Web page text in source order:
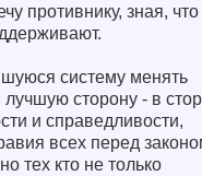
противнику, зная, что
систему менять
лучшую сторону - в
и справедливости,
всех перед
тех кто не только